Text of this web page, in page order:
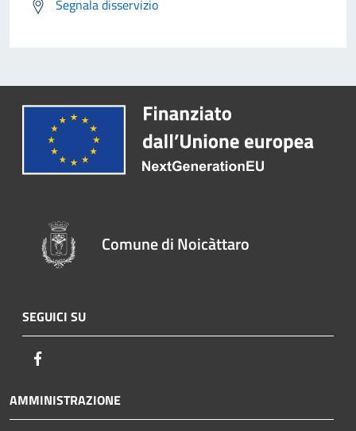
Segnala disservizio
Comune di Noicàttaro
SEGUICI SU
AMMINISTRAZIONE